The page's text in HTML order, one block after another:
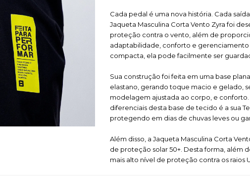
Cada pedal é uma nova história. Cada
Jaqueta Masculina Corta Vento Zyra foi
proteção contra o vento, além de
adaptabilidade, conforto e
compacta, ela pode facilmente ser
Sua construção foi feita em uma base
elastano, gerando toque macio e gelado,
modelagem ajustada ao corpo, e conforto.
diferenciais desta base de tecido é a sua
protegendo em dias de chuvas leves ou
Além disso, a Jaqueta Masculina Corta
de proteção solar 50+. Desta forma, além
mais alto nível de proteção contra os raios